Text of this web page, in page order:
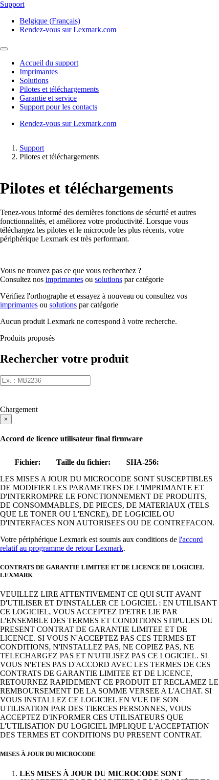
Support
Belgique (Français)
Rendez-vous sur Lexmark.com
Accueil du support
Imprimantes
Solutions
Pilotes et téléchargements
Garantie et service
Support pour les contacts
Rendez-vous sur Lexmark.com
Support
Pilotes et téléchargements
Pilotes et téléchargements
Tenez-vous informé des dernières fonctions de sécurité et autres
fonctionnalités, et améliorez votre productivité. Lorsque vous
téléchargez les pilotes et le microcode les plus récents, votre
périphérique Lexmark est très performant.
Vous ne trouvez pas ce que vous recherchez ?
Consultez nos imprimantes ou solutions par catégorie
Vérifiez l'orthographe et essayez à nouveau ou consultez vos
imprimantes ou solutions par catégorie
Aucun produit Lexmark ne correspond à votre recherche.
Produits proposés
Rechercher votre produit
Chargement
×
Accord de licence utilisateur final firmware
Fichier: Taille du fichier:
SHA-256:
LES MISES A JOUR DU MICROCODE SONT SUSCEPTIBLES
DE MODIFIER LES PARAMETRES DE L'IMPRIMANTE ET
D'INTERROMPRE LE FONCTIONNEMENT DE PRODUITS,
DE CONSOMMABLES, DE PIECES, DE MATERIAUX (TELS
QUE LE TONER OU L'ENCRE), DE LOGICIEL OU
D'INTERFACES NON AUTORISEES OU DE CONTREFACON.
Votre périphérique Lexmark est soumis aux conditions de l'accord
relatif au programme de retour Lexmark.
CONTRATS DE GARANTIE LIMITEE ET DE LICENCE DE LOGICIEL
LEXMARK
VEUILLEZ LIRE ATTENTIVEMENT CE QUI SUIT AVANT
D'UTILISER ET D'INSTALLER CE LOGICIEL : EN UTILISANT
CE LOGICIEL, VOUS ACCEPTEZ D'ETRE LIE PAR
L'ENSEMBLE DES TERMES ET CONDITIONS STIPULES DU
PRESENT CONTRAT DE GARANTIE LIMITEE ET DE
LICENCE. SI VOUS N'ACCEPTEZ PAS CES TERMES ET
CONDITIONS, N'INSTALLEZ PAS, NE COPIEZ PAS, NE
TELECHARGEZ PAS ET N'UTILISEZ PAS CE LOGICIEL. SI
VOUS N'ETES PAS D'ACCORD AVEC LES TERMES DE CES
CONTRATS DE GARANTIE LIMITEE ET DE LICENCE,
RETOURNEZ RAPIDEMENT CE PRODUIT ET RECLAMEZ LE
REMBOURSEMENT DE LA SOMME VERSEE A L'ACHAT. SI
VOUS INSTALLEZ CE LOGICIEL EN VUE DE SON
UTILISATION PAR DES TIERCES PERSONNES, VOUS
ACCEPTEZ D'INFORMER CES UTILISATEURS QUE
L'UTILISATION DU LOGICIEL IMPLIQUE L'ACCEPTATION
DES TERMES ET CONDITIONS DU PRESENT CONTRAT.
MISES À JOUR DU MICROCODE
LES MISES À JOUR DU MICROCODE SONT